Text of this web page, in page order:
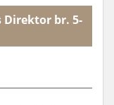
Direktor br. 5-